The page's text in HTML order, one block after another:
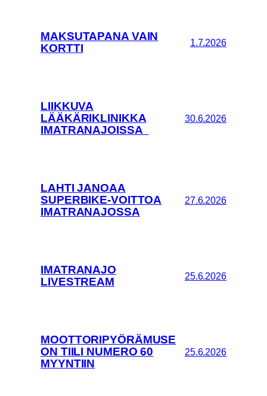
MAKSUTAPANA VAIN
KORTTI
1.7.2026
LIIKKUVA
LÄÄKÄRIKLINIKKA
IMATRANAJOISSA
30.6.2026
LAHTI JANOAA
SUPERBIKE-VOITTOA
IMATRANAJOSSA
27.6.2026
IMATRANAJO
LIVESTREAM
25.6.2026
MOOTTORIPYÖRÄMUSE
ON TIILI NUMERO 60
MYYNTIIN
25.6.2026